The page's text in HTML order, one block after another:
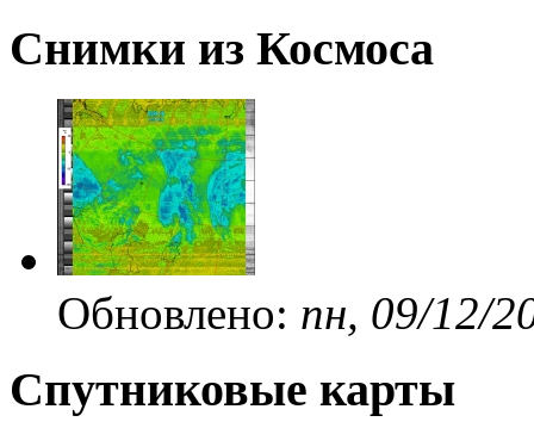
Снимки из Космоса
Обновлено: пн, 09/12/
Спутниковые карты